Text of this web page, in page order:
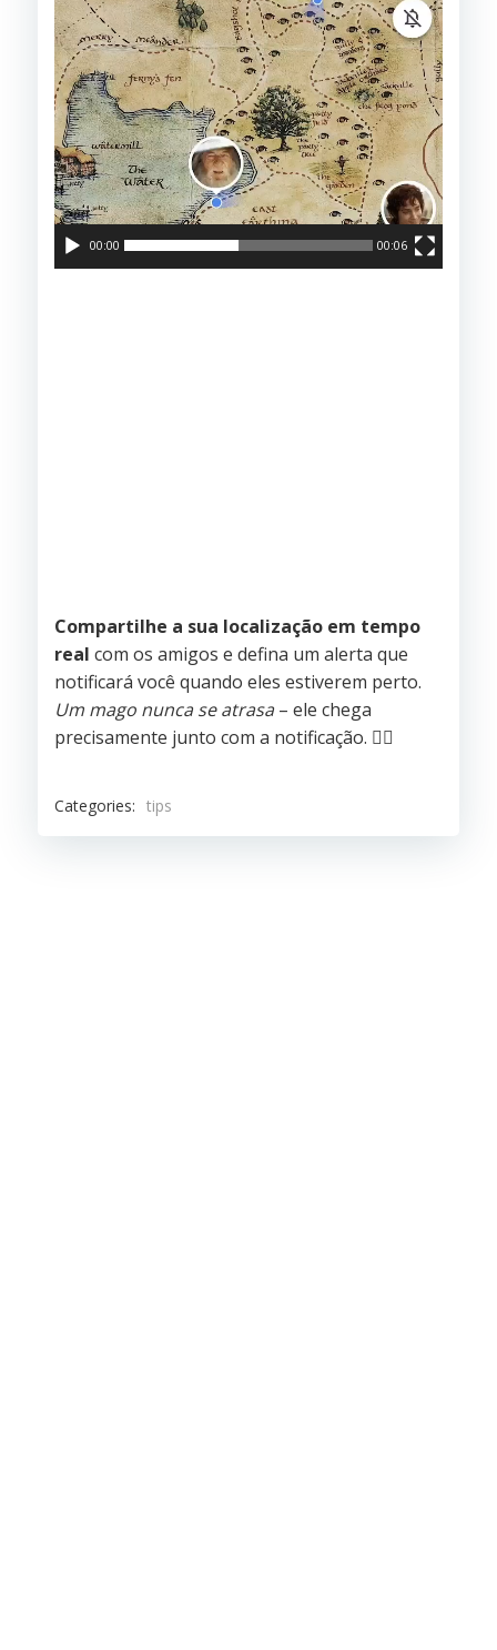
00:00 00:06
Compartilhe a sua localização em tempo
real com os amigos e defina um alerta que
notificará você quando eles estiverem perto.
Um mago nunca se atrasa– ele chega
precisamente junto com a notificação. 🧙‍♂️
Categories: tips